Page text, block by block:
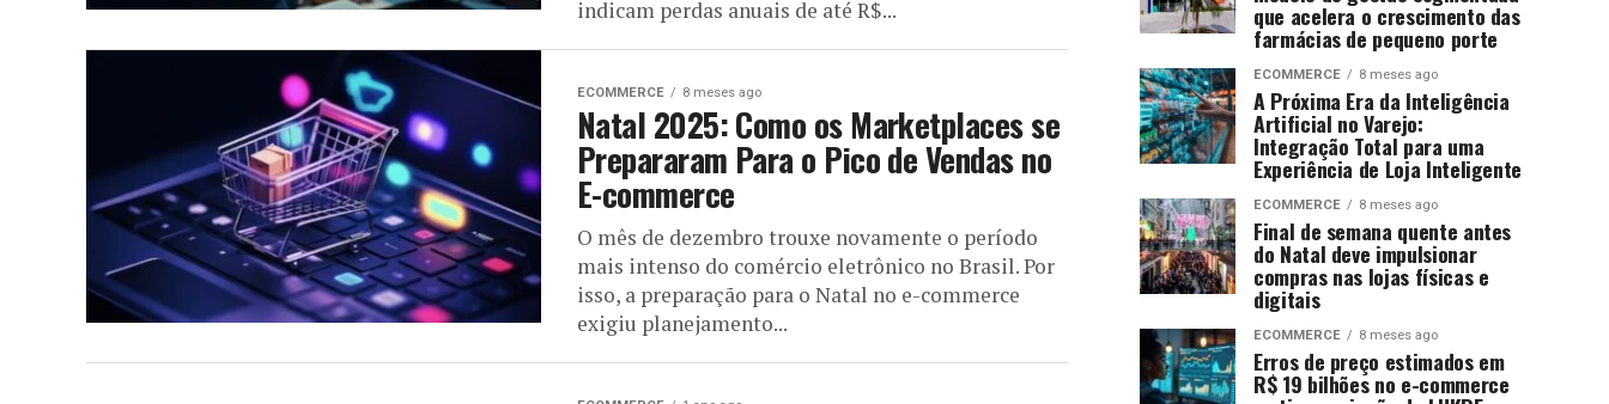
indicam perdas anuais de até R$...
ECOMMERCE 8 meses ago
Natal 2025: Como os Marketplaces se
Prepararam Para o Pico de Vendas no
E-commerce
O mês de dezembro trouxe novamente o período
mais intenso do comércio eletrônico no Brasil. Por
isso, a preparação para o Natal no e-commerce
exigiu planejamento...
que acelera o crescimento das
farmácias de pequeno porte
ECOMMERCE 8 meses ago
A Próxima Era da Inteligência
Artificial no Varejo:
Integração Total para uma
Experiência de Loja Inteligente
ECOMMERCE 8 meses ago
Final de semana quente antes
do Natal deve impulsionar
compras nas lojas físicas e
digitais
ECOMMERCE 8 meses ago
Erros de preço estimados em
R$ 19 bilhões no e-commerce